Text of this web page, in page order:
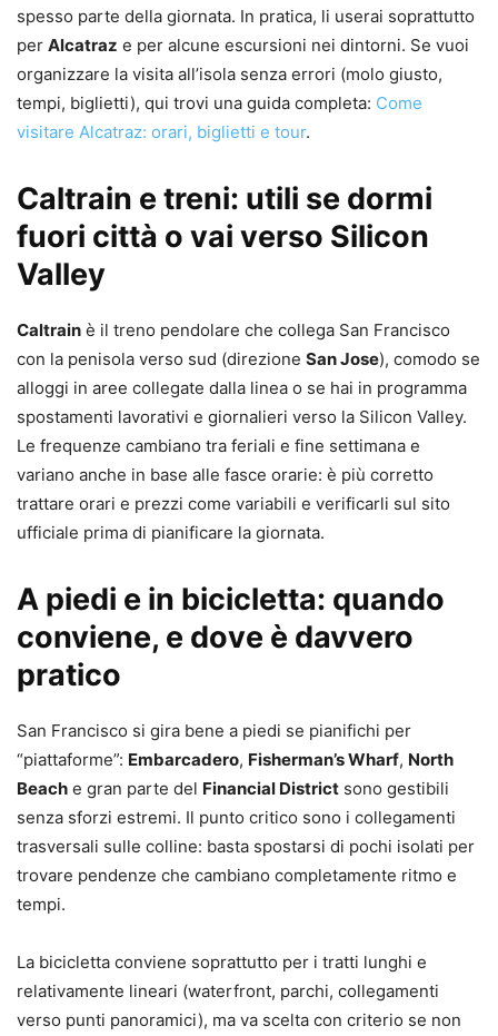
spesso parte della giornata. In pratica, li userai soprattutto
per Alcatraz e per alcune escursioni nei dintorni. Se vuoi
organizzare la visita all’isola senza errori (molo giusto,
tempi, biglietti), qui trovi una guida completa: Come
visitare Alcatraz: orari, biglietti e tour.
Caltrain e treni: utili se dormi
fuori città o vai verso Silicon
Valley
Caltrain è il treno pendolare che collega San Francisco
con la penisola verso sud (direzione San Jose), comodo se
alloggi in aree collegate dalla linea o se hai in programma
spostamenti lavorativi e giornalieri verso la Silicon Valley.
Le frequenze cambiano tra feriali e fine settimana e
variano anche in base alle fasce orarie: è più corretto
trattare orari e prezzi come variabili e verificarli sul sito
ufficiale prima di pianificare la giornata.
A piedi e in bicicletta: quando
conviene, e dove è davvero
pratico
San Francisco si gira bene a piedi se pianifichi per
“piattaforme”: Embarcadero, Fisherman’s Wharf, North
Beach e gran parte del Financial District sono gestibili
senza sforzi estremi. Il punto critico sono i collegamenti
trasversali sulle colline: basta spostarsi di pochi isolati per
trovare pendenze che cambiano completamente ritmo e
tempi.
La bicicletta conviene soprattutto per i tratti lunghi e
relativamente lineari (waterfront, parchi, collegamenti
verso punti panoramici), ma va scelta con criterio se non